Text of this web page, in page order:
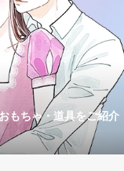
もちゃ・道具をご紹介